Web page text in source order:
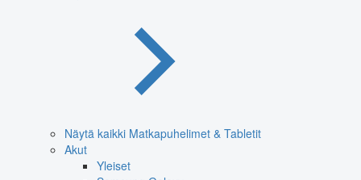
Näytä kaikki Matkapuhelimet & Tabletit
Akut
Yleiset